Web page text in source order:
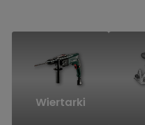
Wiertarki